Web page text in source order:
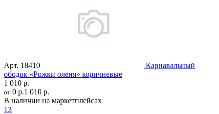
Арт. 18410
Карнавальный
ободок «Рожки оленя» коричневые
1 010 р.
от 0 р.1 010 р.
В наличии на маркетплейсах
13